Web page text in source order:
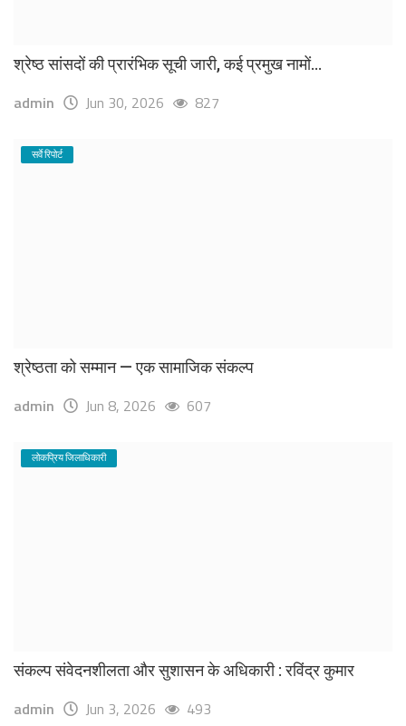
श्रेष्ठ सांसदों की प्रारंभिक सूची जारी, कई प्रमुख नामों...
admin Jun 30, 2026 827
सर्वे रिपोर्ट
श्रेष्ठता को सम्मान — एक सामाजिक संकल्प
admin Jun 8, 2026 607
लोकप्रिय जिलाधिकारी
संकल्प संवेदनशीलता और सुशासन के अधिकारी : रविंद्र कुमार
admin Jun 3, 2026 493